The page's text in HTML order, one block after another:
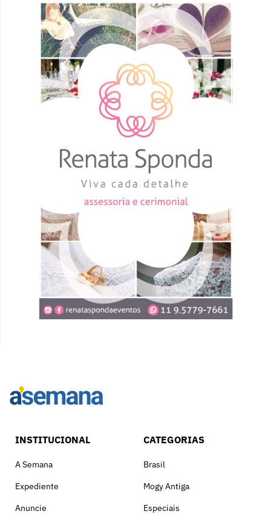
INSTITUCIONAL
A Semana
Expediente
Anuncie
CATEGORIAS
Brasil
Mogy Antiga
Especiais